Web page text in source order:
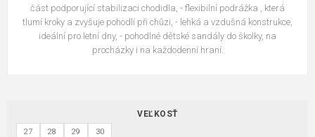
část podporující stabilizaci chodidla, - flexibilní podrážka , která
tlumí kroky a zvyšuje pohodlí při chůzi, - lehká a vzdušná konstrukce,
ideální pro letní dny, - pohodlné dětské sandály do školky, na
procházky i na každodenní hraní.
VEĽKOSŤ
27 28 29 30